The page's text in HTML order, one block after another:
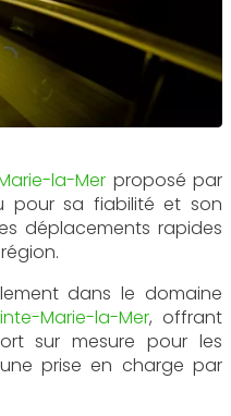
la-Mer proposé par
pour sa fiabilité et son
déplacements rapides
dans le domaine
Marie-la-Mer, offrant
sur mesure pour les
prise en charge par